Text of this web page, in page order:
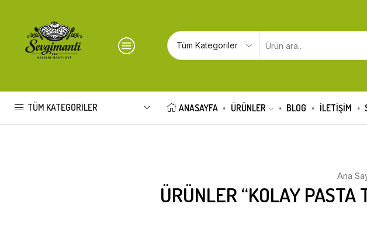
TÜM KATEGORILER ANASAYFA ÜRÜNLER BLOG İLETİŞİM
Ana
ÜRÜNLER “KOLAY